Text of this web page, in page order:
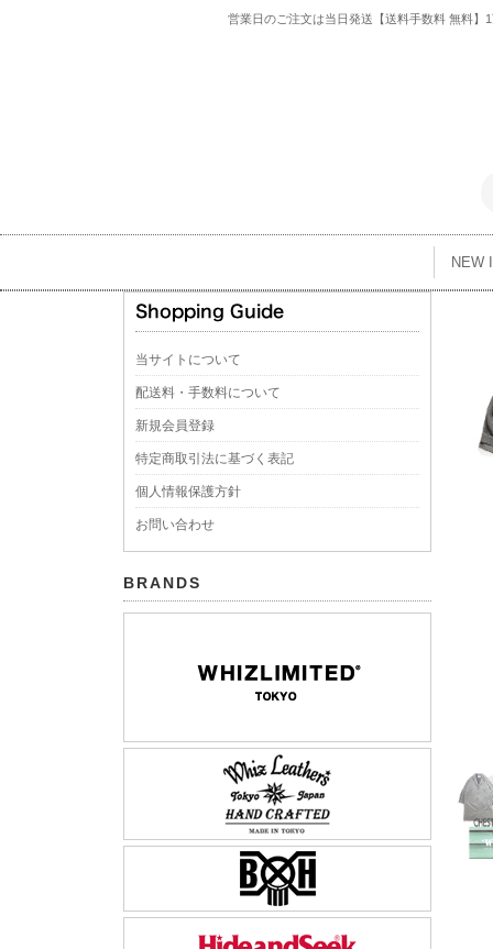
営業日のご注文は当日発送【送料手数料 無料
NEW
当サイトについて
配送料・手数料について
新規会員登録
特定商取引法に基づく表記
個人情報保護方針
お問い合わせ
BRANDS